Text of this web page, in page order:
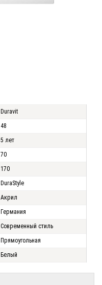
Duravit
48
5 лет
70
170
DuraStyle
Акрил
Германия
Современный стиль
Прямоугольная
Белый